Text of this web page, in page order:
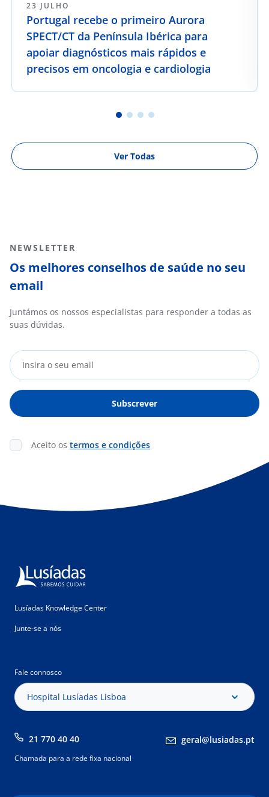
23 JULHO
Portugal recebe o primeiro Aurora
SPECT/CT da Península Ibérica para
apoiar diagnósticos mais rápidos e
precisos em oncologia e cardiologia
Ver Todas
NEWSLETTER
Os melhores conselhos de saúde no seu
email
Juntámos os nossos especialistas para responder a todas as
suas dúvidas.
Aceito os termos e condições
Lusíadas Knowledge Center
Junte-se a nós
Fale connosco
Hospital Lusíadas Lisboa
21 770 40 40 geral@lusiadas.pt
Chamada para a rede fixa nacional